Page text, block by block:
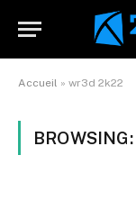
Accueil » wr3d 2k22
BROWSING: